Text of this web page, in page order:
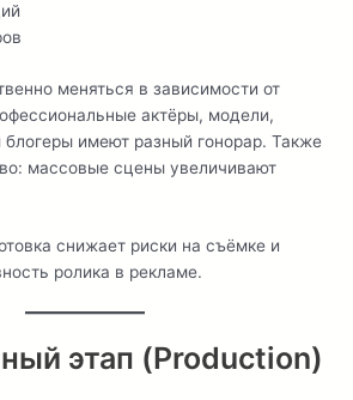
меняться в зависимости от
актёры, модели,
имеют разный гонорар. Также
массовые сцены увеличивают
снижает риски на съёмке и
ролика в рекламе.
этап (Production)